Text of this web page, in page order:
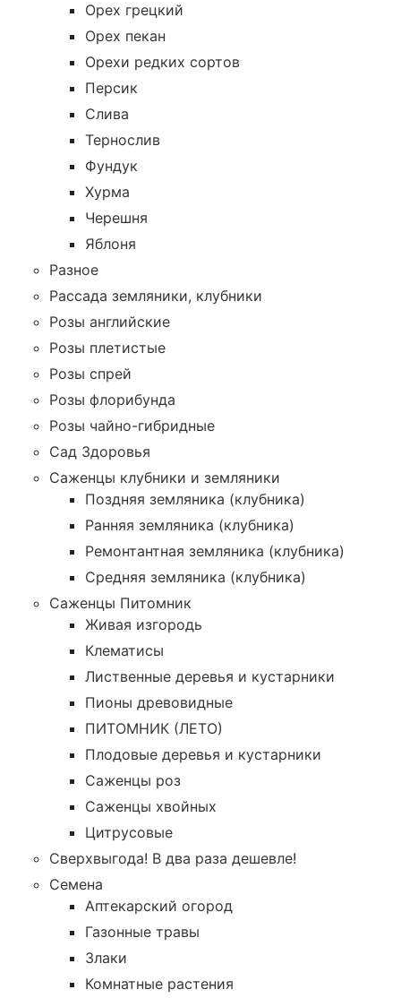
Орех грецкий
Орех пекан
Орехи редких сортов
Персик
Слива
Тернослив
Фундук
Хурма
Черешня
Яблоня
Разное
Рассада земляники, клубники
Розы английские
Розы плетистые
Розы спрей
Розы флорибунда
Розы чайно-гибридные
Сад Здоровья
Саженцы клубники и земляники
Поздняя земляника (клубника)
Ранняя земляника (клубника)
Ремонтантная земляника (клубника)
Средняя земляника (клубника)
Саженцы Питомник
Живая изгородь
Клематисы
Лиственные деревья и кустарники
Пионы древовидные
ПИТОМНИК (ЛЕТО)
Плодовые деревья и кустарники
Саженцы роз
Саженцы хвойных
Цитрусовые
Сверхвыгода! В два раза дешевле!
Семена
Аптекарский огород
Газонные травы
Злаки
Комнатные растения